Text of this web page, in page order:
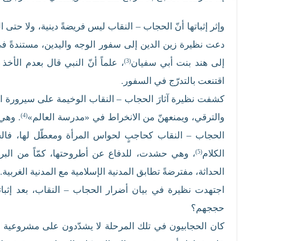
وإثر إثباتها أنّ الحجاب – النقاب ليس فريضةً دينية، ولا
دعت نظيرة زين الدين إلى سفور الوجه واليدين، مستندةً
إلى هند بنت أبي سفيان(3)
، علماً أنّ النبي قال بعدم
اقتنعت بالتدرّج في السفور.
كشفت نظيرة آثارَ الحجاب – النقاب الوخيمة على سيرورة
والترقي، ويمنعهنّ من الانخراط في «مدرسة العالم»(4)
. وهي
الحجاب – النقاب كحاجبٍ لحواس المرأة ومعطّل لها،
الكلام(5)
، وهي حشدت، للدفاع عن أطروحتها، كمّاً من
الحداثة، مفترضةً تطابق المدنية الإسلامية مع المدنية الغربية.
اجتهدت نظيرة في بيان أضرار الحجاب – النقاب، بعد
حججهم؟
كان الحجابيون في تلك المرحلة لا يشدّدون على مشروعية